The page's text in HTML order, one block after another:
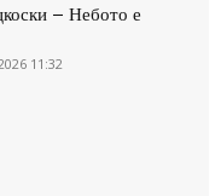
– Небото е
11:32